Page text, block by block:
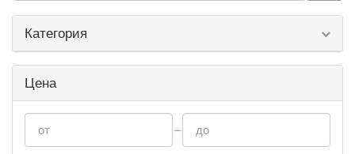
Категория
Цена
—